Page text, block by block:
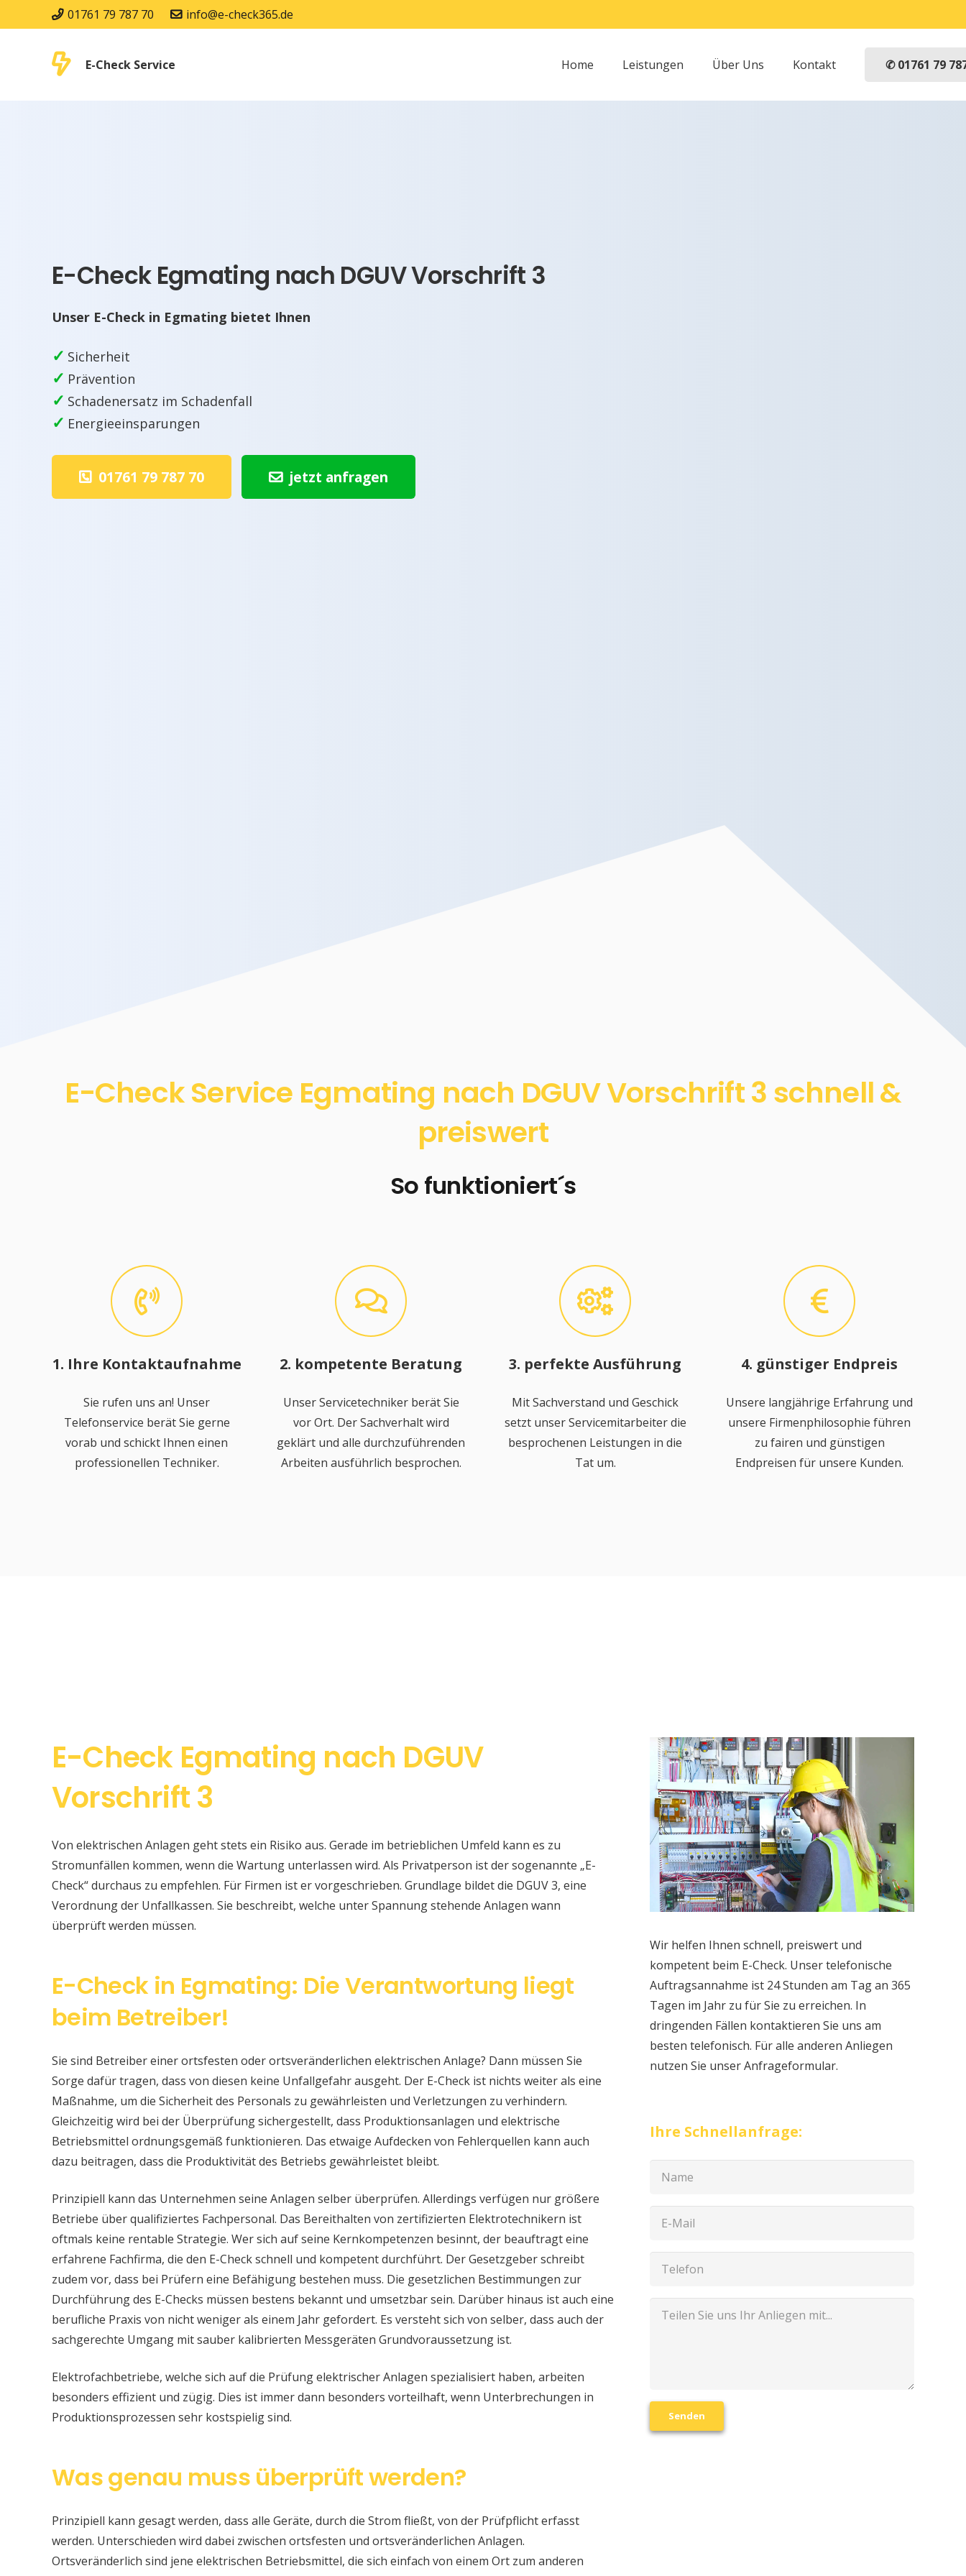
01761 79 787 70 info@e-check365.de
E-Check Service Home Leistungen Über Uns Kontakt ✆ 01761 79
E-Check Egmating nach DGUV Vorschrift 3
Unser E-Check in Egmating bietet Ihnen
✓ Sicherheit
✓ Prävention
✓ Schadenersatz im Schadenfall
✓ Energieeinsparungen
01761 79 787 70 jetzt anfragen
E-Check Service Egmating nach DGUV Vorschrift 3 schnell &
preiswert
So funktioniert´s
1. Ihre Kontaktaufnahme
Sie rufen uns an! Unser
Telefonservice berät Sie gerne
vorab und schickt Ihnen einen
professionellen Techniker.
2. kompetente Beratung
Unser Servicetechniker berät Sie
vor Ort. Der Sachverhalt wird
geklärt und alle durchzuführenden
Arbeiten ausführlich besprochen.
3. perfekte Ausführung
Mit Sachverstand und Geschick
setzt unser Servicemitarbeiter die
besprochenen Leistungen in die
Tat um.
4. günstiger Endpreis
Unsere langjährige Erfahrung und
unsere Firmenphilosophie führen
zu fairen und günstigen
Endpreisen für unsere Kunden.
E-Check Egmating nach DGUV
Vorschrift 3
Von elektrischen Anlagen geht stets ein Risiko aus. Gerade im betrieblichen Umfeld kann es zu
Stromunfällen kommen, wenn die Wartung unterlassen wird. Als Privatperson ist der sogenannte „E-
Check“ durchaus zu empfehlen. Für Firmen ist er vorgeschrieben. Grundlage bildet die DGUV 3, eine
Verordnung der Unfallkassen. Sie beschreibt, welche unter Spannung stehende Anlagen wann
überprüft werden müssen.
E-Check in Egmating: Die Verantwortung liegt
beim Betreiber!
Sie sind Betreiber einer ortsfesten oder ortsveränderlichen elektrischen Anlage? Dann müssen Sie
Sorge dafür tragen, dass von diesen keine Unfallgefahr ausgeht. Der E-Check ist nichts weiter als eine
Maßnahme, um die Sicherheit des Personals zu gewährleisten und Verletzungen zu verhindern.
Gleichzeitig wird bei der Überprüfung sichergestellt, dass Produktionsanlagen und elektrische
Betriebsmittel ordnungsgemäß funktionieren. Das etwaige Aufdecken von Fehlerquellen kann auch
dazu beitragen, dass die Produktivität des Betriebs gewährleistet bleibt.
Prinzipiell kann das Unternehmen seine Anlagen selber überprüfen. Allerdings verfügen nur größere
Betriebe über qualifiziertes Fachpersonal. Das Bereithalten von zertifizierten Elektrotechnikern ist
oftmals keine rentable Strategie. Wer sich auf seine Kernkompetenzen besinnt, der beauftragt eine
erfahrene Fachfirma, die den E-Check schnell und kompetent durchführt. Der Gesetzgeber schreibt
zudem vor, dass bei Prüfern eine Befähigung bestehen muss. Die gesetzlichen Bestimmungen zur
Durchführung des E-Checks müssen bestens bekannt und umsetzbar sein. Darüber hinaus ist auch eine
berufliche Praxis von nicht weniger als einem Jahr gefordert. Es versteht sich von selber, dass auch der
sachgerechte Umgang mit sauber kalibrierten Messgeräten Grundvoraussetzung ist.
Elektrofachbetriebe, welche sich auf die Prüfung elektrischer Anlagen spezialisiert haben, arbeiten
besonders effizient und zügig. Dies ist immer dann besonders vorteilhaft, wenn Unterbrechungen in
Produktionsprozessen sehr kostspielig sind.
Was genau muss überprüft werden?
Prinzipiell kann gesagt werden, dass alle Geräte, durch die Strom fließt, von der Prüfpflicht erfasst
werden. Unterschieden wird dabei zwischen ortsfesten und ortsveränderlichen Anlagen.
Ortsveränderlich sind jene elektrischen Betriebsmittel, die sich einfach von einem Ort zum anderen
Wir helfen Ihnen schnell, preiswert und
kompetent beim E-Check. Unser telefonische
Auftragsannahme ist 24 Stunden am Tag an 365
Tagen im Jahr zu für Sie zu erreichen. In
dringenden Fällen kontaktieren Sie uns am
besten telefonisch. Für alle anderen Anliegen
nutzen Sie unser Anfrageformular.
Ihre Schnellanfrage:
Senden